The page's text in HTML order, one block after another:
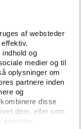
af websteder
og
medier og til
oplysninger om
partnere inden
og
disse
dem, eller som
mere frivilligt
børn til gode.
bag
tid sammen
helt tydeligt, at
uden børn".